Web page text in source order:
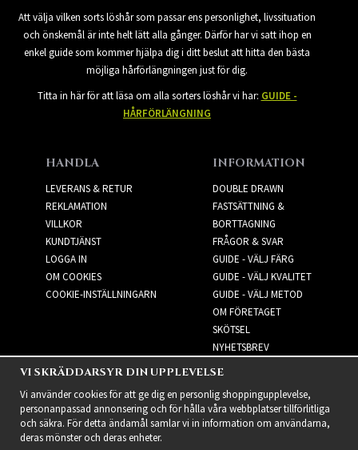
Att välja vilken sorts löshår som passar ens personlighet, livssituation
och önskemål är inte helt lätt alla gånger. Därför har vi satt ihop en
enkel guide som kommer hjälpa dig i ditt beslut att hitta den bästa
möjliga hårförlängningen just för dig.
Titta in här för att läsa om alla sorters löshår vi har: GUIDE -
HÅRFÖRLÄNGNING
HANDLA
LEVERANS & RETUR
REKLAMATION
VILLKOR
KUNDTJÄNST
LOGGA IN
OM COOKIES
COOKIE-INSTÄLLNINGARN
INFORMATION
DOUBLE DRAWN
FASTSÄTTNING &
BORTTAGNING
FRÅGOR & SVAR
GUIDE - VÄLJ FÄRG
GUIDE - VÄLJ KVALITET
GUIDE - VÄLJ METOD
OM FÖRETAGET
SKÖTSEL
NYHETSBREV
NYHETSBREV
VI SKRÄDDARSYR DIN UPPLEVELSE
Vi använder cookies för att ge dig en personlig shoppingupplevelse,
personanpassad annonsering och för hålla våra webbplatser tillförlitliga
och säkra. För detta ändamål samlar vi in information om användarna,
deras mönster och deras enheter.